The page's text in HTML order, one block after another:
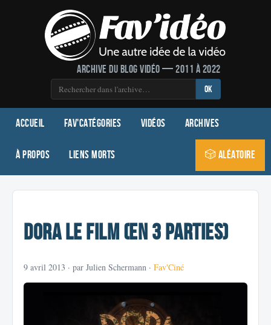
Archive du blog vidéo — 2011 à 2022
OK
Accueil Fav'Catégories Vidéos Archives
À propos Liens morts 🎲 Aléatoire
Dora le film (en 3 parties)
9 avril 2013 · par Julien Schermann · Fav'Ciné